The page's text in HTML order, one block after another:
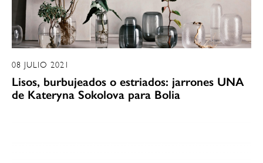
08 JULIO 2021
Lisos, burbujeados o estriados: jarrones UNA
de Kateryna Sokolova para Bolia